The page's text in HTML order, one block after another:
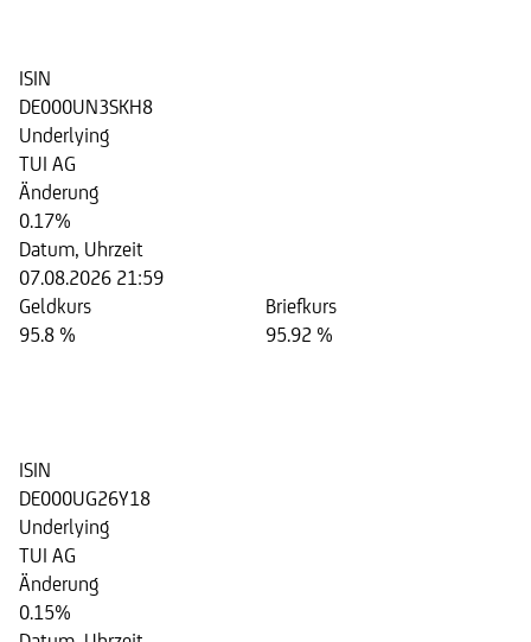
ISIN
DE000UN3SKH8
Underlying
TUI AG
Änderung
0.17%
Datum, Uhrzeit
07.08.2026 21:59
Geldkurs
Briefkurs
95.8 %
95.92 %
ISIN
DE000UG26Y18
Underlying
TUI AG
Änderung
0.15%